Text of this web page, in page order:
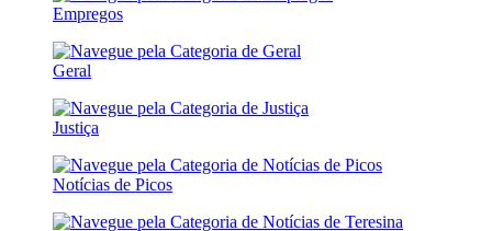
Empregos
Geral
Justiça
Notícias de Picos